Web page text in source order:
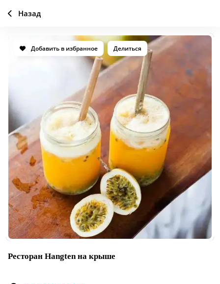
Добавить в избранное Делиться
Ресторан Hangten на крыше
Назад